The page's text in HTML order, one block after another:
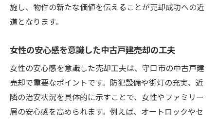
施し、物件の新たな価値を伝えることが売却成功への近
道となります。
女性の安心感を意識した中古戸建売却の工夫
女性の安心感を意識した売却工夫は、守口市の中古戸建
売却で重要なポイントです。防犯設備や街灯の充実、近
隣の治安状況を具体的に示すことで、女性やファミリー
層の安心感を高められます。例えば、オートロックやセ